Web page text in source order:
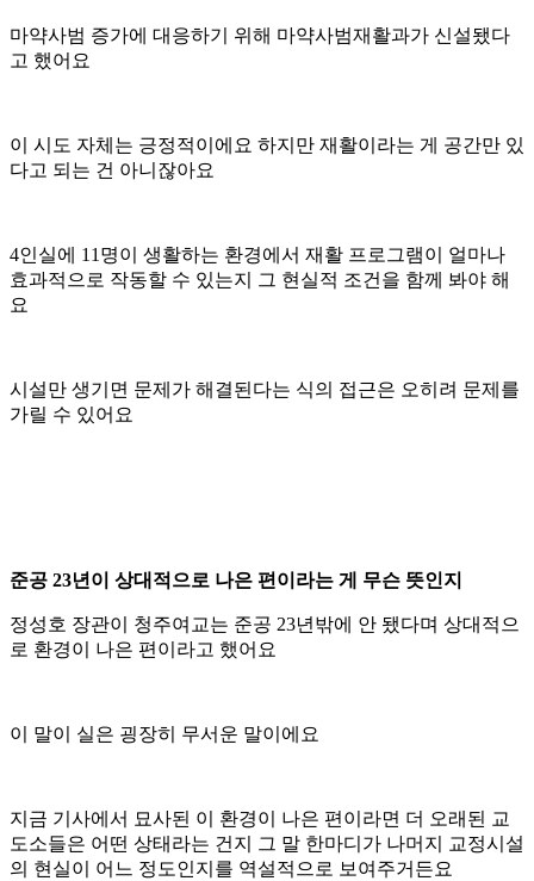
마약사범 증가에 대응하기 위해 마약사범재활과가 신설됐다
고 했어요
이 시도 자체는 긍정적이에요 하지만 재활이라는 게 공간만 있
다고 되는 건 아니잖아요
4인실에 11명이 생활하는 환경에서 재활 프로그램이 얼마나
효과적으로 작동할 수 있는지 그 현실적 조건을 함께 봐야 해
요
시설만 생기면 문제가 해결된다는 식의 접근은 오히려 문제를
가릴 수 있어요
준공 23년이 상대적으로 나은 편이라는 게 무슨 뜻인지
정성호 장관이 청주여교는 준공 23년밖에 안 됐다며 상대적으
로 환경이 나은 편이라고 했어요
이 말이 실은 굉장히 무서운 말이에요
지금 기사에서 묘사된 이 환경이 나은 편이라면 더 오래된 교
도소들은 어떤 상태라는 건지 그 말 한마디가 나머지 교정시설
의 현실이 어느 정도인지를 역설적으로 보여주거든요